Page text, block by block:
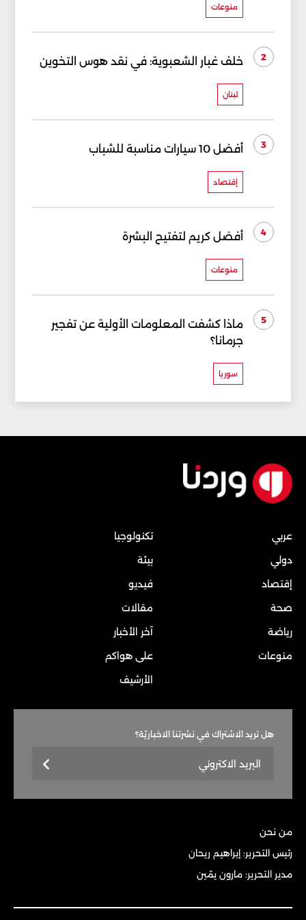
منوعات
2 خلف غبار الشعبوية: في نقد هوس التخوين
لبنان
3 أفضل 10 سيارات مناسبة للشباب
إقتصاد
4 أفضل كريم لتفتيح البشرة
منوعات
5
ماذا كشفت المعلومات الأولية عن تفجير
جرمانا؟
سوريا
عربي
دولي
إقتصاد
صحة
رياضة
منوعات
تكنولوجيا
بيئة
فيديو
مقالات
آخر الأخبار
على هواكم
الأرشيف
هل تريد الاشتراك في نشرتنا الاخباريّة؟
من نحن
رئيس التحرير: إبراهيم ريحان
مدير التحرير: مارون يمّين